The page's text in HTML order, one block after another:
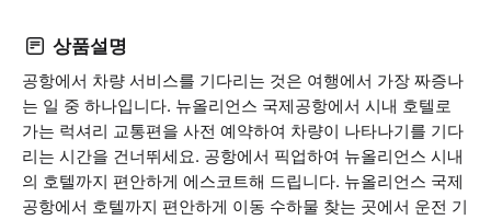
상품설명
공항에서 차량 서비스를 기다리는 것은 여행에서 가장 짜증나
는 일 중 하나입니다. 뉴올리언스 국제공항에서 시내 호텔로
가는 럭셔리 교통편을 사전 예약하여 차량이 나타나기를 기다
리는 시간을 건너뛰세요. 공항에서 픽업하여 뉴올리언스 시내
의 호텔까지 편안하게 에스코트해 드립니다. 뉴올리언스 국제
공항에서 호텔까지 편안하게 이동 수하물 찾는 곳에서 운전 기